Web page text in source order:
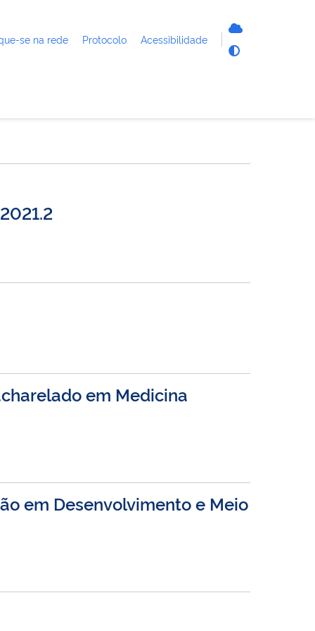
se na rede Protocolo Acessibilidade
em Medicina
em Desenvolvimento e Meio